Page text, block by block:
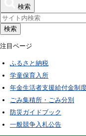
検索
検索
注目ページ
ふるさと納税
学童保育入所
年金生活者支援給付金制
ごみ集積所・ごみ分別
防災ガイドブック
一般競争入札公告